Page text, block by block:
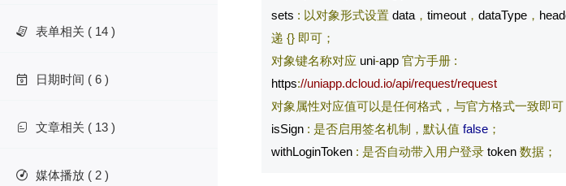
 表单相关 ( 14 )
 日期时间 ( 6 )
 文章相关 ( 13 )
 媒体播放 ( 2 )
sets : 以对象形式设置 data， timeout， dataType，
递 {} 即可；
对象键名称对应 uni-app 官方手册 :
https://uniapp.dcloud.io/api/request/request
对象属性对应值可以是任何格式，与官方格式一致即可
isSign : 是否启用签名机制，默认值 false；
withLoginToken : 是否自动带入用户登录 token 数据；